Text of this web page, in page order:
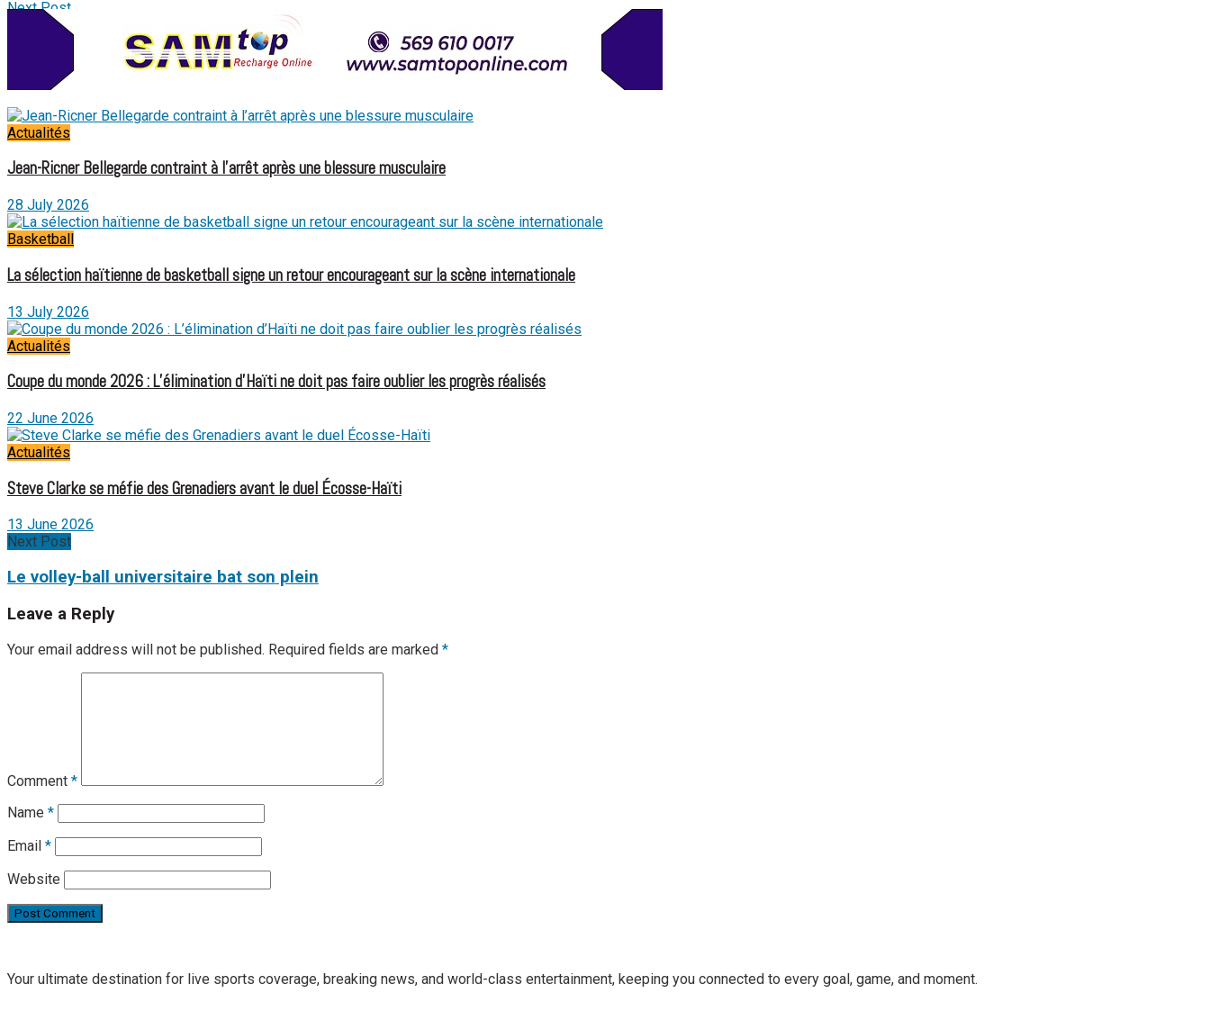
Next Post
Lancement du championnat interscolaire 2018 de volley-ball
Related
Actualités
Jean-Ricner Bellegarde contraint à l’arrêt après une blessure musculaire
28 July 2026
Basketball
La sélection haïtienne de basketball signe un retour encourageant sur la scène internationale
13 July 2026
Actualités
Coupe du monde 2026 : L’élimination d’Haïti ne doit pas faire oublier les progrès réalisés
22 June 2026
Actualités
Steve Clarke se méfie des Grenadiers avant le duel Écosse-Haïti
13 June 2026
Next Post
Le volley-ball universitaire bat son plein
Leave a Reply
Your email address will not be published. Required fields are marked *
Comment *
Name *
Email *
Website
Your ultimate destination for live sports coverage, breaking news, and world-class entertainment, keeping you connected to every goal, game, and moment.